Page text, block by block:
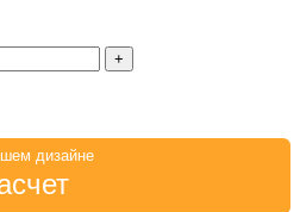
+
дизайне